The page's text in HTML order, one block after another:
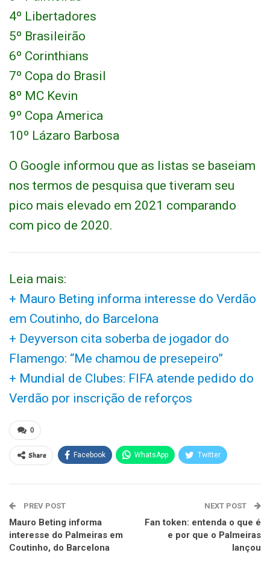
4º Libertadores
5º Brasileirão
6º Corinthians
7º Copa do Brasil
8º MC Kevin
9º Copa America
10º Lázaro Barbosa
O Google informou que as listas se baseiam
nos termos de pesquisa que tiveram seu
pico mais elevado em 2021 comparando
com pico de 2020.
Leia mais:
+ Mauro Beting informa interesse do Verdão
em Coutinho, do Barcelona
+ Deyverson cita soberba de jogador do
Flamengo: “Me chamou de presepeiro”
+ Mundial de Clubes: FIFA atende pedido do
Verdão por inscrição de reforços
0
Share Facebook WhatsApp Twitter
PREV POST
Mauro Beting informa
interesse do Palmeiras em
Coutinho, do Barcelona
NEXT POST
Fan token: entenda o que é
e por que o Palmeiras
lançou